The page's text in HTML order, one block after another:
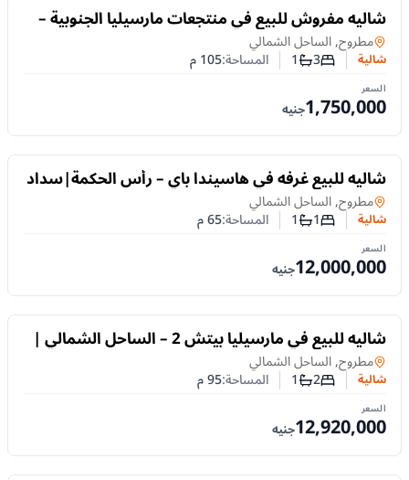
للبيع
شاليه مفروش للبيع في منتجعات مارسيليا الجنوبية –
الساحل الشمالي | 105م و3 غرف
شاليةفي
مطروح, الساحل الشمالي
شالية عدد غرف النوم
3عدد الحمامات
1 المساحة:105م
السعر
1,750,000جنيه
للبيع
شاليه للبيع غرفه في هاسيندا باي – رأس الحكمة|سداد
حتى 10 سنوات
شاليةفي
مطروح, الساحل الشمالي
شالية عدد غرف النوم
1عدد الحمامات
1 المساحة:65م
السعر
12,000,000جنيه
للبيع شاليه للبيع في مارسيليا بيتش 2 – الساحل الشمالي |
تقسيط 10 سنوات
شاليةفي
مطروح, الساحل الشمالي
شالية عدد غرف النوم
2عدد الحمامات
1 المساحة:95م
السعر
12,920,000جنيه